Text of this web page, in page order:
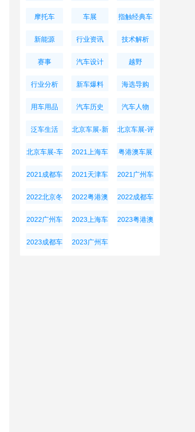
摩托车 车展 指触经典车
新能源 行业资讯 技术解析
赛事 汽车设计 越野
行业分析 新车爆料 海选导购
用车用品 汽车历史 汽车人物
泛车生活 北京车展-新
车资讯
北京车展-评
测导购
北京车展-车
展周边
2021上海车 粤港澳车展
2021成都车
展
2021天津车
展
2021广州车
展
2022北京冬
奥会
2022粤港澳
大湾区车展
2022成都车
展
2022广州车
展
2023上海车
展
2023粤港澳
2023成都车 2023广州车